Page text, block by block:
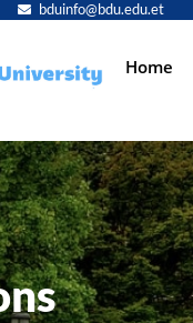
bduinfo@bdu.edu.et
Home